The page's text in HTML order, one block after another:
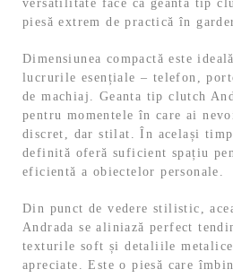
versatilitate face ca geanta tip
piesă extrem de practică în
Dimensiunea compactă este
lucrurile esențiale – telefon,
de machiaj. Geanta tip clutch
pentru momentele în care ai
discret, dar stilat. În același
definită oferă suficient spațiu
eficientă a obiectelor personale.
Din punct de vedere stilistic,
Andrada se aliniază perfect
texturile soft și detaliile
apreciate. Este o piesă care